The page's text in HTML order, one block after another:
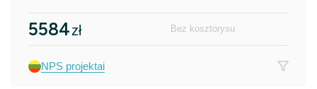
5584zł Bez kosztorysu
NPS projektai